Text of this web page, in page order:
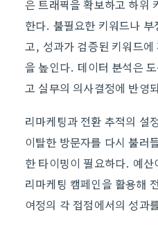
은 트래픽을 확보하고 하위
한다. 불필요한 키워드나
고, 성과가 검증된 키워드
을 높인다. 데이터 분석은
고 실무의 의사결정에 반영
리마케팅과 전환 추적의 설
이탈한 방문자를 다시 불러
한 타이밍이 필요하다. 예
리마케팅 캠페인을 활용해
여정의 각 접점에서의 성과